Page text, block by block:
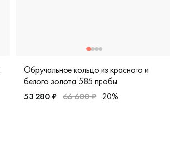
Обручальное кольцо из красного и
белого золота 585 пробы
Женские, мужские, парные, красное и
53 280 ₽ 66 600 ₽ 20%